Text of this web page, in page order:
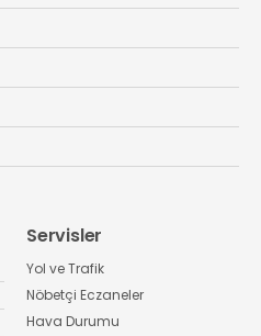
Servisler
Yol ve Trafik
Nöbetçi Eczaneler
Hava Durumu